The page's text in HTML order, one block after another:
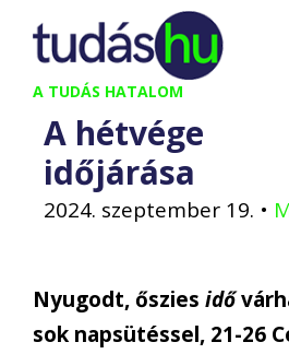
Kilépés
tartalomba
A TUDÁS HATALOM
A hétvége
időjárása
2024. szeptember 19. •
Nyugodt, őszies idő
sok napsütéssel, 21-26